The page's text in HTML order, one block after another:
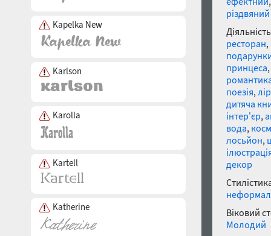
Kapelka New
Karlson
Karolla
Kartell
Katherine
різдвяний
ресторан,
принцеса,
поезія,
дитяча
інтер'єр,
вода,
лосьйон,
декор
Віковий
Молодий